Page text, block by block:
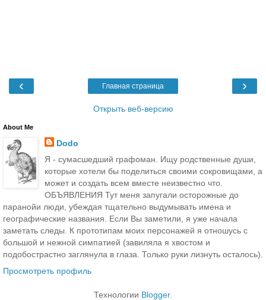
‹ ›
Главная страница
Открыть веб-версию
About Me
Dodo
Я - сумасшедший графоман. Ищу родственные души,
которые хотели бы поделиться своими сокровищами, а
может и создать всем вместе неизвестно что.
ОБЪЯВЛЕНИЯ Тут меня запугали осторожные до
паранойи люди, убеждая тщательно выдумывать имена и
географические названия. Если Вы заметили, я уже начала
заметать следы. К прототипам моих персонажей я отношусь с
большой и нежной симпатией (завиляла я хвостом и
подобострастно заглянула в глаза. Только руки лизнуть осталось).
Просмотреть профиль
Технологии Blogger.